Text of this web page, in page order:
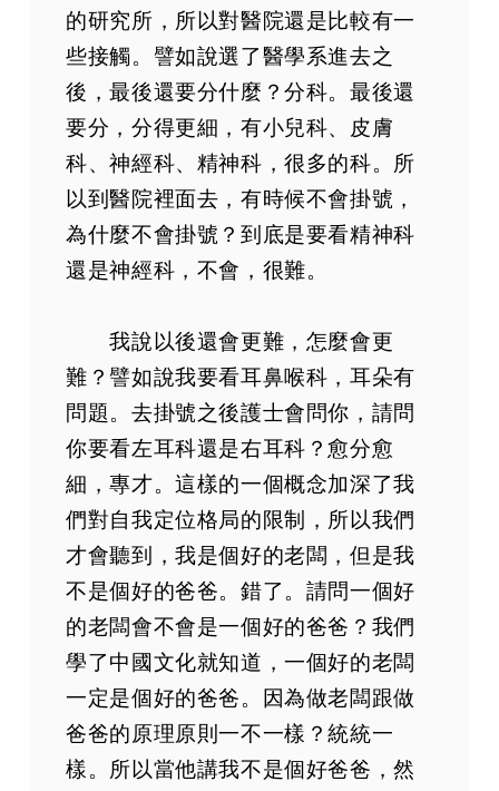
的研究所，所以對醫院還是比較有一
些接觸。譬如說選了醫學系進去之
後，最後還要分什麼？分科。最後還
要分，分得更細，有小兒科、皮膚
科、神經科、精神科，很多的科。所
以到醫院裡面去，有時候不會掛號，
為什麼不會掛號？到底是要看精神科
還是神經科，不會，很難。
我說以後還會更難，怎麼會更
難？譬如說我要看耳鼻喉科，耳朵有
問題。去掛號之後護士會問你，請問
你要看左耳科還是右耳科？愈分愈
細，專才。這樣的一個概念加深了我
們對自我定位格局的限制，所以我們
才會聽到，我是個好的老闆，但是我
不是個好的爸爸。錯了。請問一個好
的老闆會不會是一個好的爸爸？我們
學了中國文化就知道，一個好的老闆
一定是個好的爸爸。因為做老闆跟做
爸爸的原理原則一不一樣？統統一
樣。所以當他講我不是個好爸爸，然